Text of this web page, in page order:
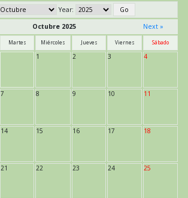
Year:
Octubre 2025 Next »
Martes Miércoles Jueves Viernes Sábado
1 2 3 4
7 8 9 10 11
14 15 16 17 18
21 22 23 24 25